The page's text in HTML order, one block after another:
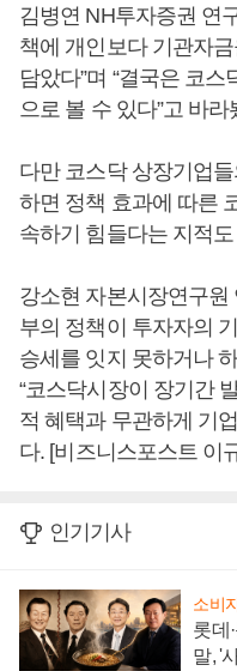
김병연 NH투자증권 연
책에 개인보다 기관자
담았다”며 “결국은 코
으로 볼 수 있다”고 바라
다만 코스닥 상장기업
하면 정책 효과에 따른
속하기 힘들다는 지적
강소현 자본시장연구원
부의 정책이 투자자의
승세를 잇지 못하거나
“코스닥시장이 장기간
적 혜택과 무관하게 기
다. [비즈니스포스트 이
인기기사
소비
롯데
말, '